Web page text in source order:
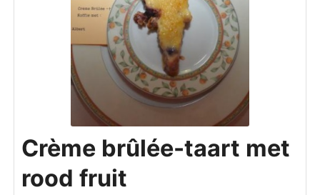
Crème brûlée-taart met
rood fruit